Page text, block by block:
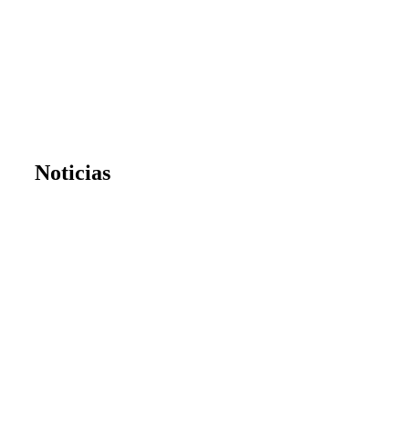
Noticias